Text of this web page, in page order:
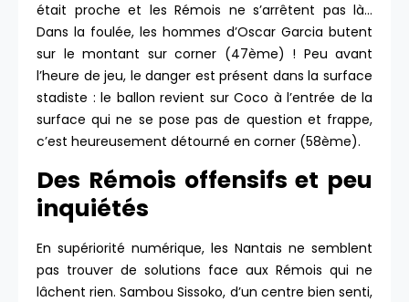
était proche et les Rémois ne s’arrêtent pas là…
Dans la foulée, les hommes d’Oscar Garcia butent
sur le montant sur corner (47ème) ! Peu avant
l’heure de jeu, le danger est présent dans la surface
stadiste : le ballon revient sur Coco à l’entrée de la
surface qui ne se pose pas de question et frappe,
c’est heureusement détourné en corner (58ème).
Des Rémois offensifs et peu
inquiétés
En supériorité numérique, les Nantais ne semblent
pas trouver de solutions face aux Rémois qui ne
lâchent rien. Sambou Sissoko, d’un centre bien senti,